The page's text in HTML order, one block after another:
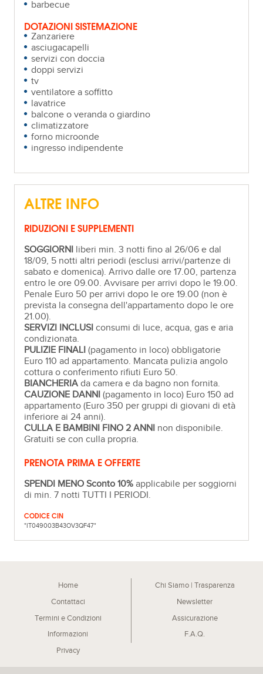
barbecue
DOTAZIONI SISTEMAZIONE
Zanzariere
asciugacapelli
servizi con doccia
doppi servizi
tv
ventilatore a soffitto
lavatrice
balcone o veranda o giardino
climatizzatore
forno microonde
ingresso indipendente
ALTRE INFO
RIDUZIONI E SUPPLEMENTI
SOGGIORNI liberi min. 3 notti fino al 26/06 e dal
18/09, 5 notti altri periodi (esclusi arrivi/partenze di
sabato e domenica). Arrivo dalle ore 17.00, partenza
entro le ore 09.00. Avvisare per arrivi dopo le 19.00.
Penale Euro 50 per arrivi dopo le ore 19.00 (non è
prevista la consegna dell'appartamento dopo le ore
21.00).
SERVIZI INCLUSI consumi di luce, acqua, gas e aria
condizionata.
PULIZIE FINALI (pagamento in loco) obbligatorie
Euro 110 ad appartamento. Mancata pulizia angolo
cottura o conferimento rifiuti Euro 50.
BIANCHERIA da camera e da bagno non fornita.
CAUZIONE DANNI (pagamento in loco) Euro 150 ad
appartamento (Euro 350 per gruppi di giovani di età
inferiore ai 24 anni).
CULLA E BAMBINI FINO 2 ANNI non disponibile.
Gratuiti se con culla propria.
PRENOTA PRIMA E OFFERTE
SPENDI MENO Sconto 10% applicabile per soggiorni
di min. 7 notti TUTTI I PERIODI.
CODICE CIN
"IT049003B43OV3QF47"
Home
Chi Siamo | Trasparenza
Contattaci
Newsletter
Termini e Condizioni
Assicurazione
Informazioni
F.A.Q.
Privacy